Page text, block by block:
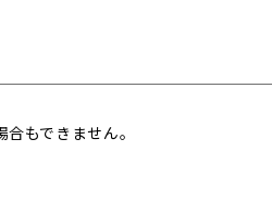
もできません。